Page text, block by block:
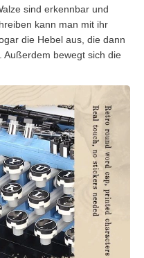
sind erkennbar und
kann man mit ihr
die Hebel aus, die dann
Außerdem bewegt sich die